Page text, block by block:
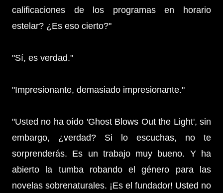
calificaciones de los programas en horario
estelar? ¿Es eso cierto?"
"Sí, es verdad."
"Impresionante, demasiado impresionante."
"Usted no ha oído 'Ghost Blows Out the Light', sin
embargo, ¿verdad? Si lo escuchas, no te
sorprenderás. Es un trabajo muy bueno. Y ha
abierto la tumba robando el género para las
novelas sobrenaturales. ¡Es el fundador! Usted no